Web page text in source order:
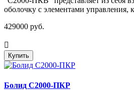
оболочку с элементами управления,
429000 руб.
Купить
Болид С2000-ПКР